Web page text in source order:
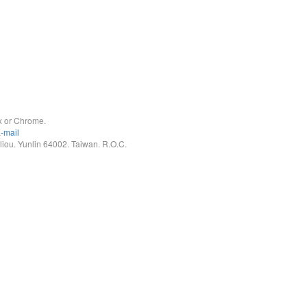
or Chrome.
mail
Yunlin 64002. Taiwan. R.O.C.